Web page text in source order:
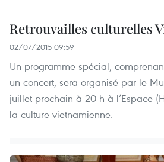
Retrouvailles culturelles
02/07/2015 09:59
Un programme spécial,
un concert, sera organisé par le
juillet prochain à 20 h à l’Espace
la culture vietnamienne.